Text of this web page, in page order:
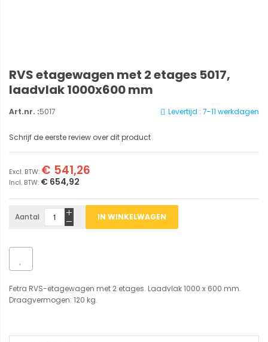
RVS etagewagen met 2 etages 5017,
laadvlak 1000x600 mm
Levertijd : 7-11 werkdagen
Art.nr. :5017
Schrijf de eerste review over dit product
€ 654,92
€ 541,26
Aantal IN WINKELWAGEN
Fetra RVS-etagewagen met 2 etages. Laadvlak 1000 x 600 mm.
Draagvermogen: 120 kg.